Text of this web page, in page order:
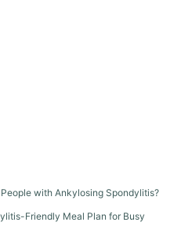
with Ankylosing Spondylitis?
Friendly Meal Plan for Busy